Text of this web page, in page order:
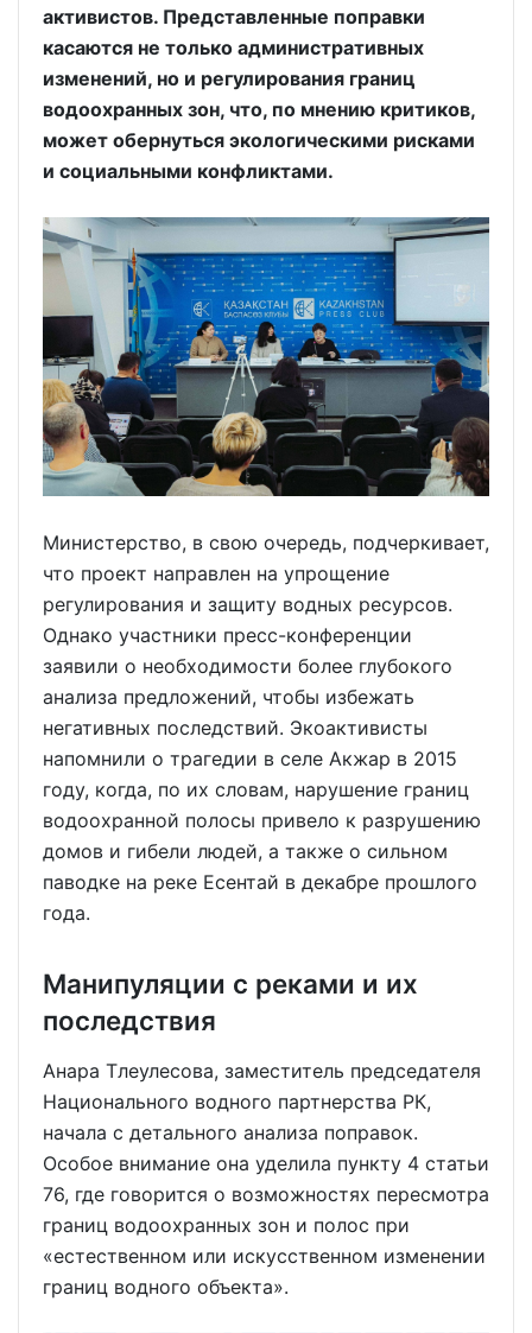
активистов. Представленные поправки
касаются не только административных
изменений, но и регулирования границ
водоохранных зон, что, по мнению критиков,
может обернуться экологическими рисками
и социальными конфликтами.
Министерство, в свою очередь, подчеркивает,
что проект направлен на упрощение
регулирования и защиту водных ресурсов.
Однако участники пресс-конференции
заявили о необходимости более глубокого
анализа предложений, чтобы избежать
негативных последствий. Экоактивисты
напомнили о трагедии в селе Акжар в 2015
году, когда, по их словам, нарушение границ
водоохранной полосы привело к разрушению
домов и гибели людей, а также о сильном
паводке на реке Есентай в декабре прошлого
года.
Манипуляции с реками и их
последствия
Анара Тлеулесова, заместитель председателя
Национального водного партнерства РК,
начала с детального анализа поправок.
Особое внимание она уделила пункту 4 статьи
76, где говорится о возможностях пересмотра
границ водоохранных зон и полос при
«естественном или искусственном изменении
границ водного объекта».